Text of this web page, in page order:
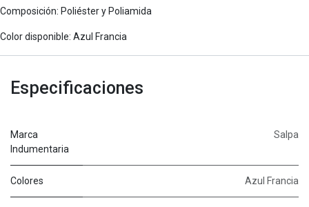
Composición: Poliéster y Poliamida
Color disponible: Azul Francia
Especificaciones
Marca
Indumentaria
Salpa
Colores Azul Francia